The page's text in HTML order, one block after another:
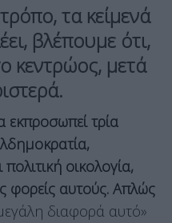
τα κείμενά
βλέπουμε ότι,
κεντρώος, μετά
εκπροσωπεί τρία
οικολογία,
φορείς αυτούς. Απλώς
διαφορά αυτό»